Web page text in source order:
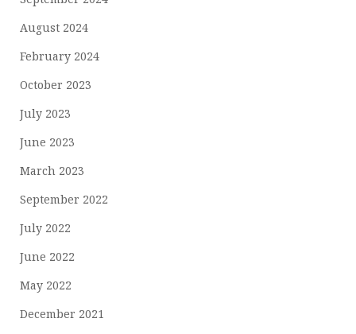
August 2024
February 2024
October 2023
July 2023
June 2023
March 2023
September 2022
July 2022
June 2022
May 2022
December 2021